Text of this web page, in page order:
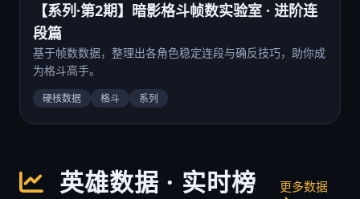
【系列·第2期】暗影格斗帧数实验室 · 进阶连
段篇
基于帧数数据，整理出各角色稳定连段与确反技巧，助你成
为格斗高手。
硬核数据 格斗 系列
英雄数据 · 实时榜
更多数据